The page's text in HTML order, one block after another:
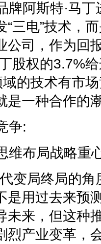
牌阿斯特·马
“三电”技术，
公司，作为回
股权的3.7%
域的技术有市
是一种合作的
争:
维布局战略重
变局终局的
是用过去来预
未来，但这种
烈产业变革，